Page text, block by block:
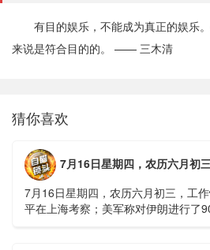
有目的娱乐，不能成为真正的娱乐
来说是符合目的的。 —— 三木清
猜你喜欢
7月16日星期四，农历六月初
7月16日星期四，农历六月初三，工
平在上海考察；美军称对伊朗进行了